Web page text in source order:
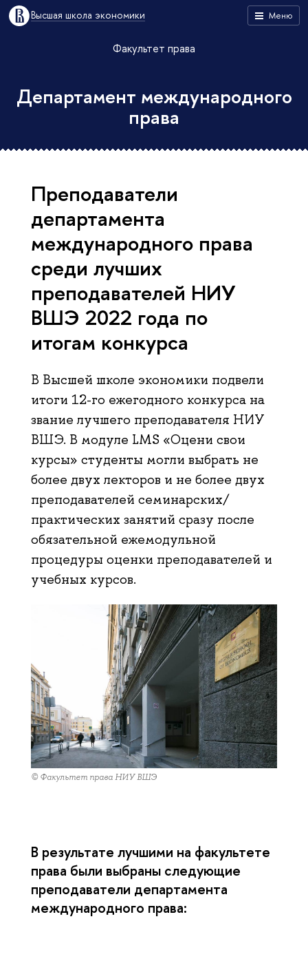
Меню
Высшая школа экономики
Факультет права
Департамент международного
права
Преподаватели
департамента
международного права
среди лучших
преподавателей НИУ
ВШЭ 2022 года по
итогам конкурса
В Высшей школе экономики подвели
итоги 12-го ежегодного конкурса на
звание лучшего преподавателя НИУ
ВШЭ. В модуле LMS «Оцени свои
курсы» студенты могли выбрать не
более двух лекторов и не более двух
преподавателей семинарских/
практических занятий сразу после
обязательной ежемодульной
процедуры оценки преподавателей и
учебных курсов.
© Факультет права НИУ ВШЭ
В результате лучшими на факультете
права были выбраны следующие
преподаватели департамента
международного права: